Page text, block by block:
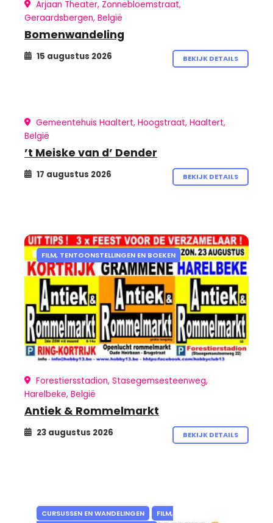
Arjaan Theater, Zonnebloemstraat,
Geraardsbergen, België
Bomenwandeling
15 augustus 2026 BEKIJK DETAILS
Gemeentehuis Haaltert, Hoogstraat, Haaltert,
België
’t Meiske van d’ Dender
17 augustus 2026 BEKIJK DETAILS
FILM, TENTOONSTELLINGEN EN BOEKEN
Forestiersstadion, Stasegemsesteenweg,
Harelbeke, België
Antiek & Rommelmarkt
23 augustus 2026 BEKIJK DETAILS
CURSUSSEN EN WANDELINGEN
FILM,